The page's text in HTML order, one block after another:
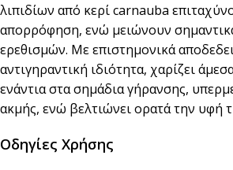
λιπιδίων από κερί carnauba
απορρόφηση, ενώ μειώνουν
ερεθισμών. Με επιστημονικά
αντιγηραντική ιδιότητα, χαρίζει
ενάντια στα σημάδια γήρανσης,
ακμής, ενώ βελτιώνει ορατά την υφή
Οδηγίες Χρήσης